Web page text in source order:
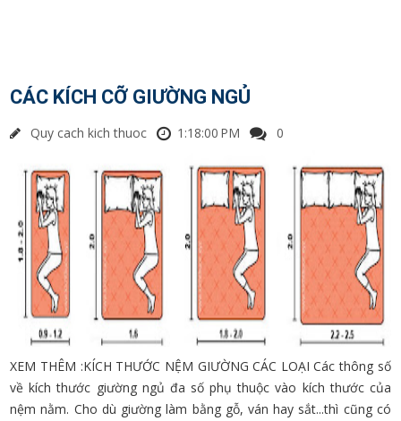
CÁC KÍCH CỠ GIƯỜNG NGỦ
Quy cach kich thuoc 1:18:00 PM 0
XEM THÊM :KÍCH THƯỚC NỆM GIƯỜNG CÁC LOẠI Các thông số
về kích thước giường ngủ đa số phụ thuộc vào kích thước của
nệm nằm. Cho dù giường làm bằng gỗ, ván hay sắt...thì cũng có